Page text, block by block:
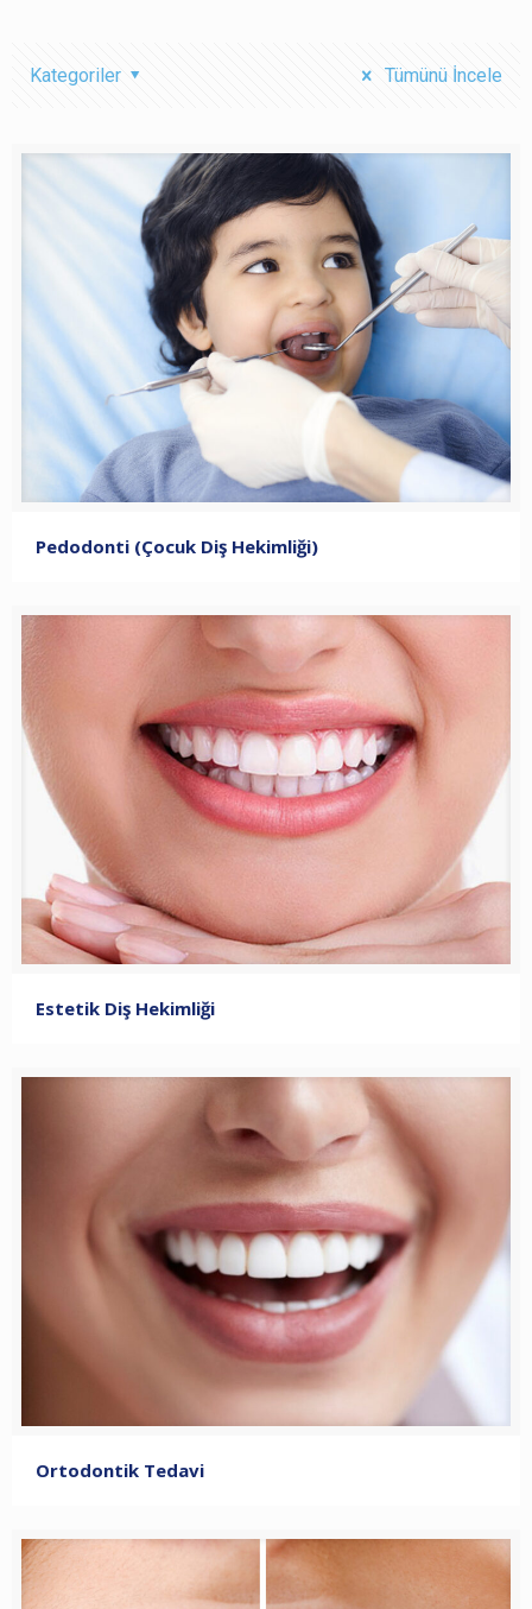
Kategoriler Tümünü İncele
Pedodonti (Çocuk Diş Hekimliği)
Estetik Diş Hekimliği
Ortodontik Tedavi